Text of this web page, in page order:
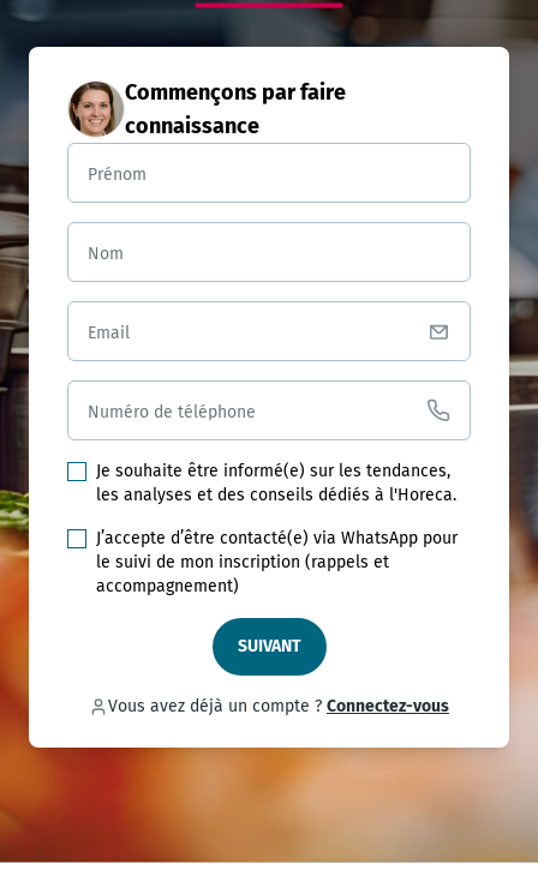
Commençons par faire
connaissance
Prénom
Nom
Email
Numéro de téléphone
Je souhaite être informé(e) sur les tendances,
les analyses et des conseils dédiés à l'Horeca.
J’accepte d’être contacté(e) via WhatsApp pour
le suivi de mon inscription (rappels et
accompagnement)
SUIVANT
Vous avez déjà un compte ? Connectez-vous